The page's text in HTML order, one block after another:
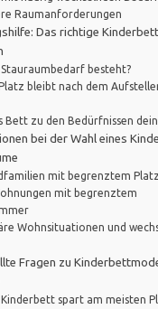
Raumanforderungen
Das richtige
besteht?
bleibt nach dem
Bett zu den Bedürfnissen
bei der Wahl eines
mit begrenztem Platz
mit begrenztem
Wohnsituationen und
Fragen zu
Kinderbett spart am meisten